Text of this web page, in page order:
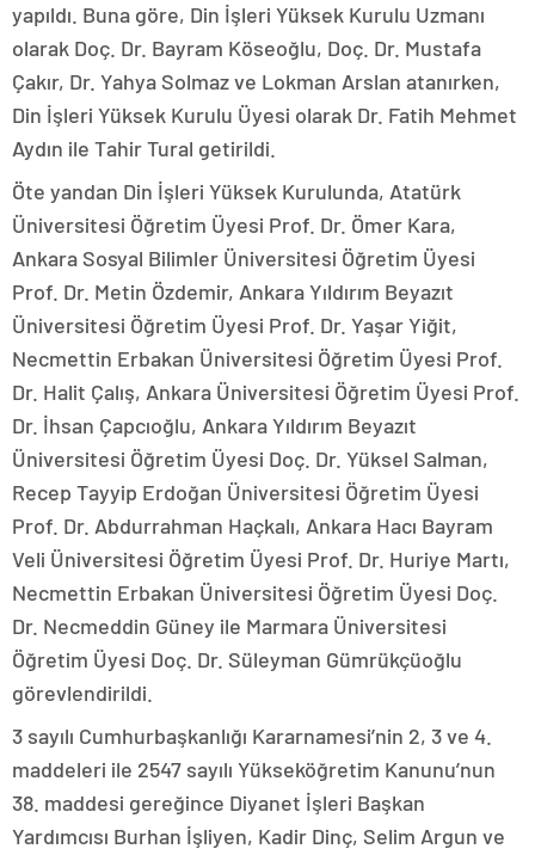
yapıldı. Buna göre, Din İşleri Yüksek Kurulu Uzmanı
olarak Doç. Dr. Bayram Köseoğlu, Doç. Dr. Mustafa
Çakır, Dr. Yahya Solmaz ve Lokman Arslan atanırken,
Din İşleri Yüksek Kurulu Üyesi olarak Dr. Fatih Mehmet
Aydın ile Tahir Tural getirildi.
Öte yandan Din İşleri Yüksek Kurulunda, Atatürk
Üniversitesi Öğretim Üyesi Prof. Dr. Ömer Kara,
Ankara Sosyal Bilimler Üniversitesi Öğretim Üyesi
Prof. Dr. Metin Özdemir, Ankara Yıldırım Beyazıt
Üniversitesi Öğretim Üyesi Prof. Dr. Yaşar Yiğit,
Necmettin Erbakan Üniversitesi Öğretim Üyesi Prof.
Dr. Halit Çalış, Ankara Üniversitesi Öğretim Üyesi Prof.
Dr. İhsan Çapcıoğlu, Ankara Yıldırım Beyazıt
Üniversitesi Öğretim Üyesi Doç. Dr. Yüksel Salman,
Recep Tayyip Erdoğan Üniversitesi Öğretim Üyesi
Prof. Dr. Abdurrahman Haçkalı, Ankara Hacı Bayram
Veli Üniversitesi Öğretim Üyesi Prof. Dr. Huriye Martı,
Necmettin Erbakan Üniversitesi Öğretim Üyesi Doç.
Dr. Necmeddin Güney ile Marmara Üniversitesi
Öğretim Üyesi Doç. Dr. Süleyman Gümrükçüoğlu
görevlendirildi.
3 sayılı Cumhurbaşkanlığı Kararnamesi’nin 2, 3 ve 4.
maddeleri ile 2547 sayılı Yükseköğretim Kanunu’nun
38. maddesi gereğince Diyanet İşleri Başkan
Yardımcısı Burhan İşliyen, Kadir Dinç, Selim Argun ve